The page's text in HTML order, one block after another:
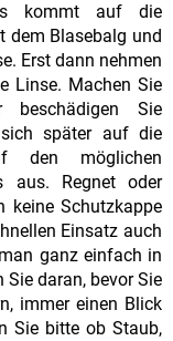
kommt auf die
dem Blasebalg und
Erst dann nehmen
Linse. Machen Sie
beschädigen Sie
später auf die
den möglichen
aus. Regnet oder
keine Schutzkappe
Einsatz auch
ganz einfach in
Sie daran, bevor Sie
immer einen Blick
Sie bitte ob Staub,